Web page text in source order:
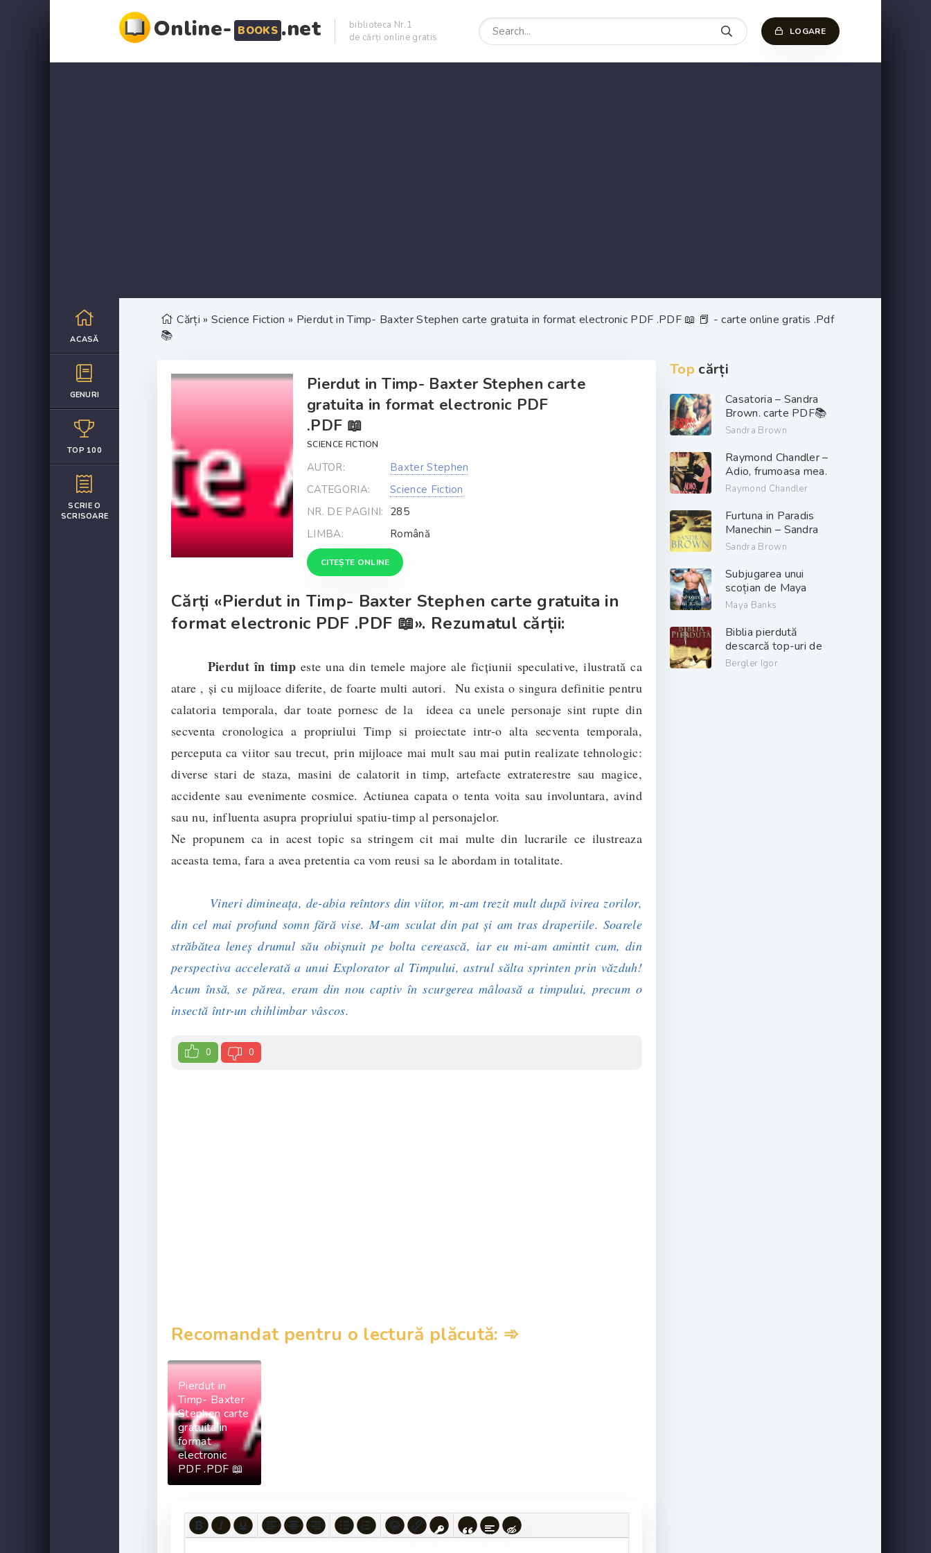
Online- BOOKS .net
biblioteca Nr.1
de cărți online gratis
LOGARE
ACASĂ
GENURI
TOP 100
SCRIE O
SCRISOARE
Cărți » Science Fiction » Pierdut in Timp- Baxter Stephen carte gratuita in format electronic PDF .PDF 📖 📕 - carte online gratis .Pdf
📚
Pierdut in Timp- Baxter Stephen carte
gratuita in format electronic PDF
.PDF 📖
SCIENCE FICTION
AUTOR:
Baxter Stephen
CATEGORIA:
Science Fiction
NR. DE PAGINI: 285
LIMBA:
Română
CITEȘTE ONLINE
Cărți «Pierdut in Timp- Baxter Stephen carte gratuita in
format electronic PDF .PDF 📖». Rezumatul cărții:
Pierdut în timpeste una din temele majore ale ficțiunii speculative, ilustrată ca
atare , și cu mijloace diferite, de foarte multi autori. Nu exista o singura definitie pentru
calatoria temporala, dar toate pornesc de la ideea ca unele personaje sint rupte din
secventa cronologica a propriului Timp si proiectate intr-o alta secventa temporala,
perceputa ca viitor sau trecut, prin mijloace mai mult sau mai putin realizate tehnologic:
diverse stari de staza, masini de calatorit in timp, artefacte extraterestre sau magice,
accidente sau evenimente cosmice. Actiunea capata o tenta voita sau involuntara, avind
sau nu, influenta asupra propriului spatiu-timp al personajelor.
Ne propunem ca in acest topic sa stringem cit mai multe din lucrarile ce ilustreaza
aceasta tema, fara a avea pretentia ca vom reusi sa le abordam in totalitate.
Vineri dimineaţa, de-abia reîntors din viitor, m-am trezit mult după ivirea zorilor,
din cel mai profund somn fără vise. M-am sculat din pat şi am tras draperiile. Soarele
străbătea leneş drumul său obişnuit pe bolta cerească, iar eu mi-am amintit cum, din
perspectiva accelerată a unui Explorator al Timpului, astrul sălta sprinten prin văzduh!
Acum însă, se părea, eram din nou captiv în scurgerea mâloasă a timpului, precum o
insectă într-un chihlimbar vâscos.
0 0
Recomandat pentru o lectură plăcută: ➾
Pierdut in
Timp- Baxter
Stephen carte
gratuita in
format
electronic
PDF .PDF 📖
Top cărți
Casatoria – Sandra
Brown. carte PDF📚
Sandra Brown
Raymond Chandler –
Adio, frumoasa mea.
PDF📚
Raymond Chandler
Furtuna in Paradis
Manechin – Sandra
Brown. PDF📚
Sandra Brown
Subjugarea unui
scoțian de Maya
Banks descarcă carți
gratis .pdf 📖
Maya Banks
Biblia pierdută
descarcă top-uri de
cărți online gratis
Bergler Igor